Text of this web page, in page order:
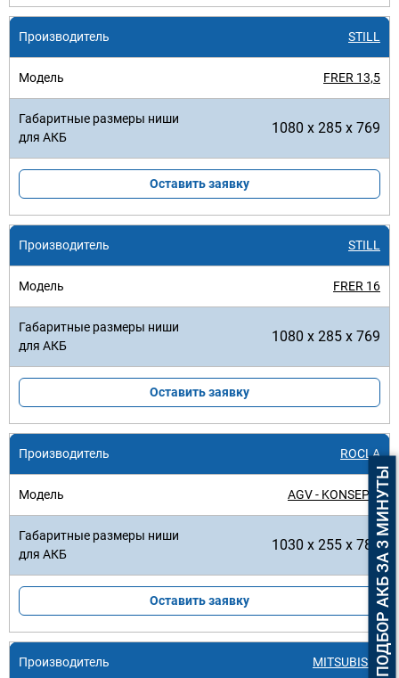
STILL
FRER 13,5
1080 x 285 x 769
Оставить заявку
STILL
FRER 16
1080 x 285 x 769
Оставить заявку
ROCLA
AGV - KONSEPTI
1030 x 255 x 785
Оставить заявку
MITSUBISHIПОДБОР АКБ ЗА 3 МИНУТЫ